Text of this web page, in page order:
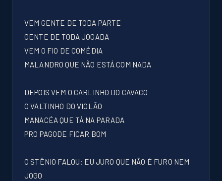
VEM GENTE DE TODA PARTE
GENTE DE TODA JOGADA
VEM O FIO DE COMÉDIA
MALANDRO QUE NÃO ESTÁ COM NADA
DEPOIS VEM O CARLINHO DO CAVACO
O VALTINHO DO VIOLÃO
MANACÉA QUE TÁ NA PARADA
PRO PAGODE FICAR BOM
O STÊNIO FALOU: EU JURO QUE NÃO É FURO NEM
JOGO